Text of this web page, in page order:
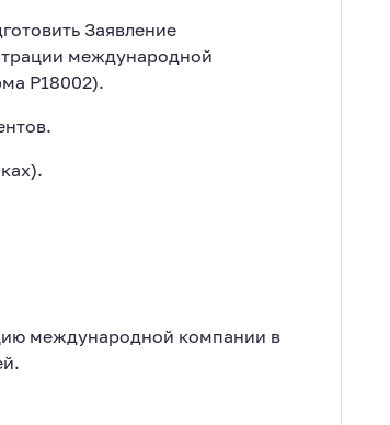
Заявление
международной
Р18002).
международной компании в